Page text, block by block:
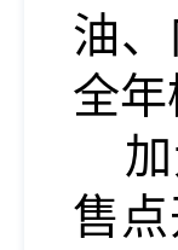
油、
全
售